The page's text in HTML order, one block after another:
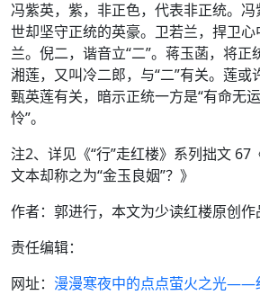
冯紫英，紫，非正色，代表非正统。
世却坚守正统的英豪。卫若兰，捍卫
兰。倪二，谐音立“二”。蒋玉菡，将正
湘莲，又叫冷二郎，与“二”有关。莲或
甄英莲有关，暗示正统一方是“有命无
怜”。
注2、详见《“行”走红楼》系列拙文 67
文本却称之为“金玉良姻”？》
作者：郭进行，本文为少读红楼原创作
责任编辑：
网址： 漫漫寒夜中的点点萤火之光——